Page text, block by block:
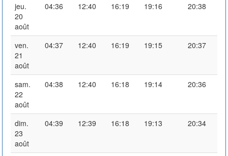
jeu.
20
août
04:36 12:40 16:19 19:16 20:38
ven.
21
août
04:37 12:40 16:19 19:15 20:37
sam.
22
août
04:38 12:40 16:18 19:14 20:36
dim.
23
août
04:39 12:39 16:18 19:13 20:34